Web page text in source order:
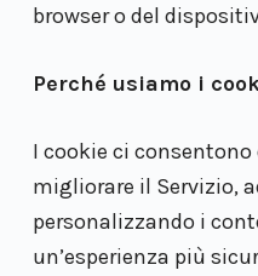
browser o del
Perché usiamo i
I cookie ci
migliorare il Servizio,
personalizzando i
un’esperienza più